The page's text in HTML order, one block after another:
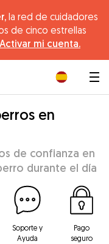
la red de cuidadores
de cinco estrellas
Activar mi cuenta.
en
de confianza en
durante el día
Soporte y
Ayuda
Pago
seguro